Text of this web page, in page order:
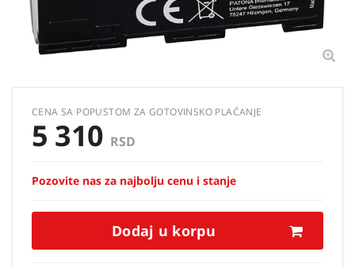
CENA SA POPUSTOM ZA GOTOVINSKO PLAĆANJE
5 310 RSD
Pozovite nas za najbolju cenu i stanje
Dodaj u korpu